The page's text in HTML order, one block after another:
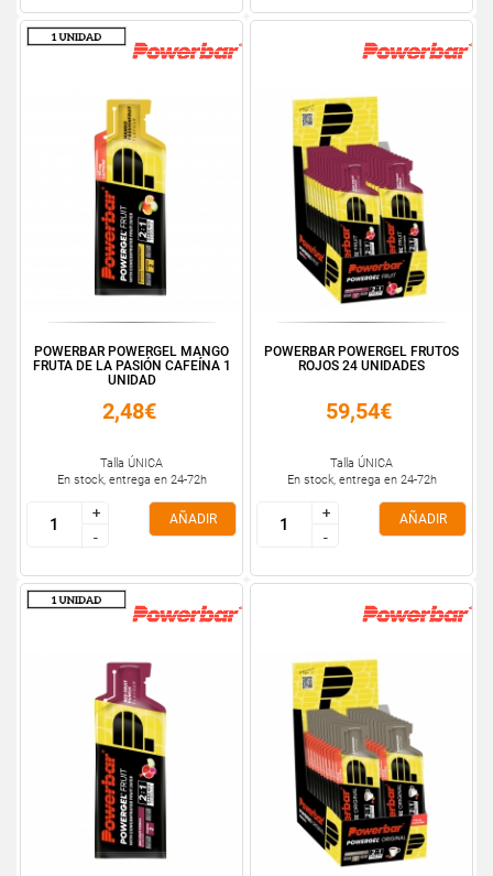
POWERBAR POWERGEL MANGO
FRUTA DE LA PASIÓN CAFEÍNA 1
UNIDAD
2,48€
Talla ÚNICA
En stock, entrega en 24-72h
+
-
+
-
AÑADIR
POWERBAR POWERGEL FRUTOS
ROJOS 24 UNIDADES
59,54€
Talla ÚNICA
En stock, entrega en 24-72h
+
-
+
-
AÑADIR